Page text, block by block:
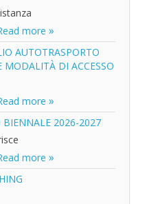
more
AUTOTRASPORTO
MODALITÀ DI ACCESSO
more
BIENNALE 2026-2027
more